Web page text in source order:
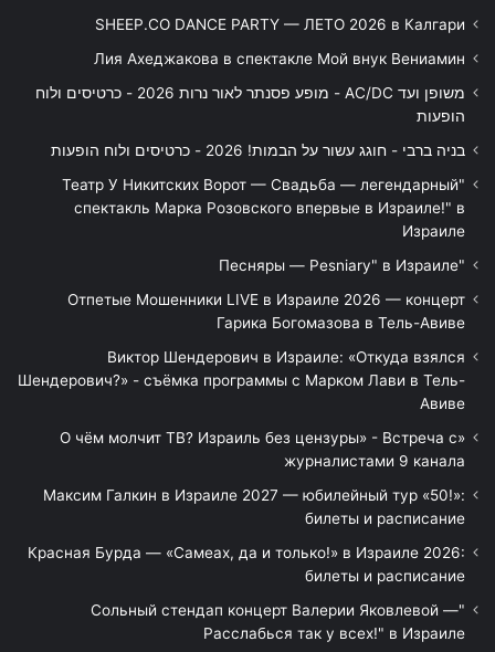
SHEEP.CO DANCE PARTY — ЛЕТО 2026 в Калгари
Лия Ахеджакова в спектакле Мой внук Вениамин
משופן ועד AC/DC - מופע פסנתר לאור נרות 2026 - כרטיסים ולוח
הופעות
בניה ברבי - חוגג עשור על הבמות! 2026 - כרטיסים ולוח הופעות
"Театр У Никитских Ворот — Свадьба — легендарный
спектакль Марка Розовского впервые в Израиле!" в
Израиле
"Песняры — Pesniary" в Израиле
Отпетые Мошенники LIVE в Израиле 2026 — концерт
Гарика Богомазова в Тель-Авиве
Виктор Шендерович в Израиле: «Откуда взялся
Шендерович?» - съёмка программы с Марком Лави в Тель-
Авиве
«О чём молчит ТВ? Израиль без цензуры» - Встреча с
журналистами 9 канала
Максим Галкин в Израиле 2027 — юбилейный тур «50!»:
билеты и расписание
Красная Бурда — «Самеах, да и только!» в Израиле 2026:
билеты и расписание
"Сольный стендап концерт Валерии Яковлевой —
Расслабься так у всех!" в Израиле